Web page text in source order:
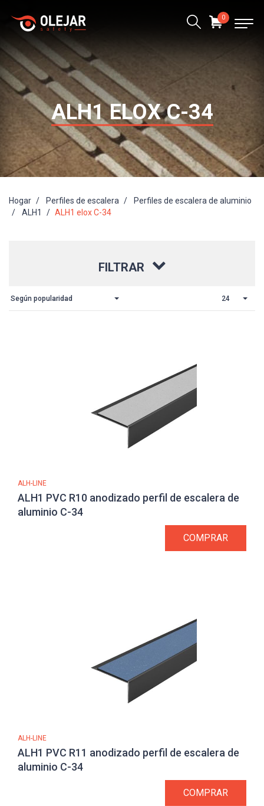
ALH1 ELOX C-34
Hogar Perfiles de escalera
Perfiles de escalera de aluminio
ALH1
ALH1 elox C-34
FILTRAR
Según popularidad 24
ALH-LINE
ALH1 PVC R10 anodizado perfil de escalera de
aluminio C-34
COMPRAR
ALH-LINE
ALH1 PVC R11 anodizado perfil de escalera de
aluminio C-34
COMPRAR
0